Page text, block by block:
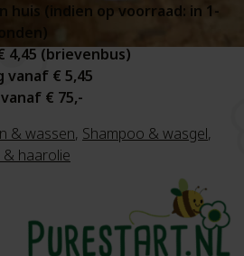
huis (indien op voorraad: in 1-
4,45 (brievenbus)
vanaf € 5,45
€ 75,-
& wassen, Shampoo & wasgel,
haarolie